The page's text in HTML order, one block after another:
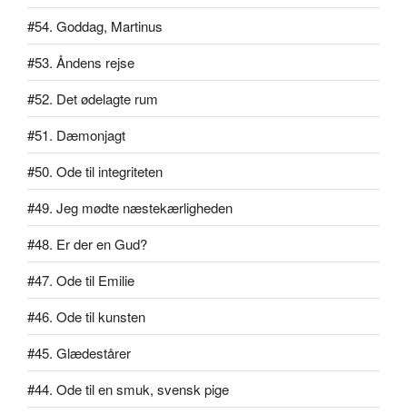
#54. Goddag, Martinus
#53. Åndens rejse
#52. Det ødelagte rum
#51. Dæmonjagt
#50. Ode til integriteten
#49. Jeg mødte næstekærligheden
#48. Er der en Gud?
#47. Ode til Emilie
#46. Ode til kunsten
#45. Glædestårer
#44. Ode til en smuk, svensk pige